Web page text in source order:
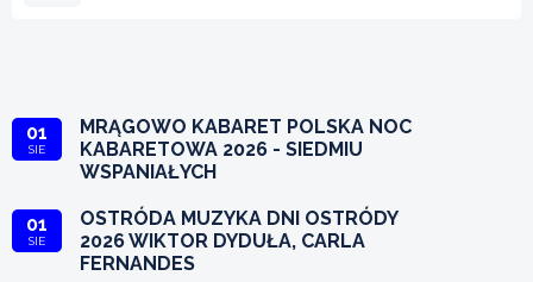
01
SIE
MRĄGOWO KABARET POLSKA NOC
KABARETOWA 2026 - SIEDMIU
WSPANIAŁYCH
01
SIE
OSTRÓDA MUZYKA DNI OSTRÓDY
2026 WIKTOR DYDUŁA, CARLA
FERNANDES